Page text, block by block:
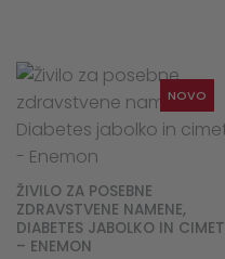
NOVO
ŽIVILO ZA POSEBNE
ZDRAVSTVENE NAMENE,
DIABETES JABOLKO IN CIMET
– ENEMON